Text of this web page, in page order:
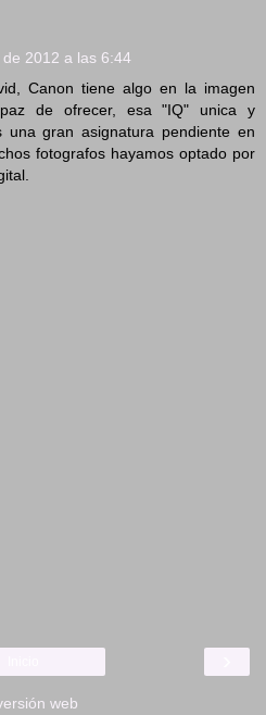
2012 a las 6:44
Canon tiene algo en la imagen
de ofrecer, esa "IQ" unica y
gran asignatura pendiente en
fotografos hayamos optado por
web